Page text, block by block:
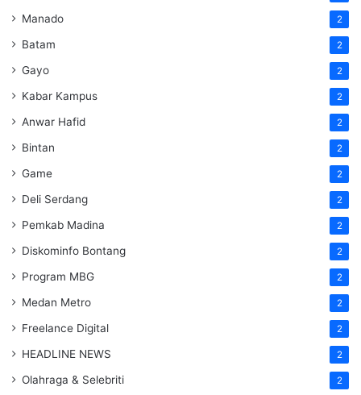
Manado 2
Batam 2
Gayo 2
Kabar Kampus 2
Anwar Hafid 2
Bintan 2
Game 2
Deli Serdang 2
Pemkab Madina 2
Diskominfo Bontang 2
Program MBG 2
Medan Metro 2
Freelance Digital 2
HEADLINE NEWS 2
Olahraga & Selebriti 2